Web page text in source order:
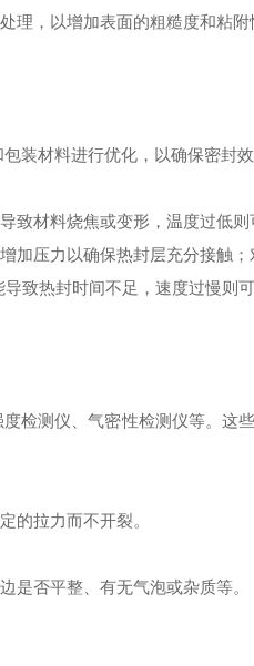
，以增加表面的粗糙度和粘附
装材料进行优化，以确保密封效
材料烧焦或变形，温度过低则
压力以确保热封层充分接触；
热封时间不足，速度过慢则
检测仪、气密性检测仪等。
的拉力而不开裂。
否平整、有无气泡或杂质等。